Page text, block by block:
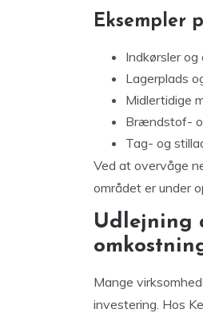
Eksempler
Indkørsler
Lagerplads
Midlertidige
Brændstof-
Tag- og
Ved at overvåge
området er under
Udlejning
Mange
investering. Hos